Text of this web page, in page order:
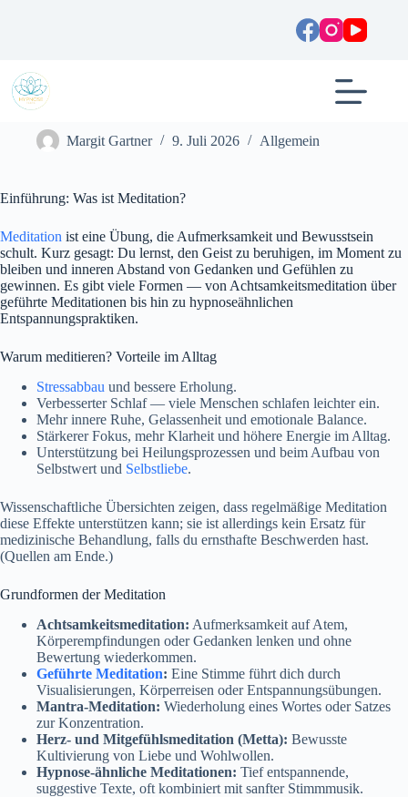
Meditationen: Anleitung, Übungen und Audios für Ruhe,
Schlaf und Selbstheilung
Margit Gartner 9. Juli 2026 Allgemein
Einführung: Was ist Meditation?
Meditation ist eine Übung, die Aufmerksamkeit und Bewusstsein
schult. Kurz gesagt: Du lernst, den Geist zu beruhigen, im Moment zu
bleiben und inneren Abstand von Gedanken und Gefühlen zu
gewinnen. Es gibt viele Formen — von Achtsamkeitsmeditation über
geführte Meditationen bis hin zu hypnoseähnlichen
Entspannungspraktiken.
Warum meditieren? Vorteile im Alltag
Stressabbau und bessere Erholung.
Verbesserter Schlaf — viele Menschen schlafen leichter ein.
Mehr innere Ruhe, Gelassenheit und emotionale Balance.
Stärkerer Fokus, mehr Klarheit und höhere Energie im Alltag.
Unterstützung bei Heilungsprozessen und beim Aufbau von
Selbstwert und Selbstliebe.
Wissenschaftliche Übersichten zeigen, dass regelmäßige Meditation
diese Effekte unterstützen kann; sie ist allerdings kein Ersatz für
medizinische Behandlung, falls du ernsthafte Beschwerden hast.
(Quellen am Ende.)
Grundformen der Meditation
Achtsamkeitsmeditation: Aufmerksamkeit auf Atem,
Körperempfindungen oder Gedanken lenken und ohne
Bewertung wiederkommen.
Geführte Meditation: Eine Stimme führt dich durch
Visualisierungen, Körperreisen oder Entspannungsübungen.
Mantra-Meditation: Wiederholung eines Wortes oder Satzes
zur Konzentration.
Herz- und Mitgefühlsmeditation (Metta): Bewusste
Kultivierung von Liebe und Wohlwollen.
Hypnose-ähnliche Meditationen: Tief entspannende,
suggestive Texte, oft kombiniert mit sanfter Stimmmusik.